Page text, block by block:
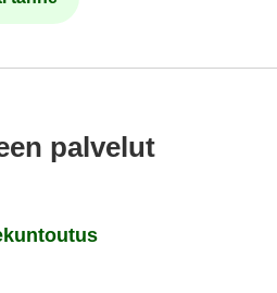
pal­ve­lu avau­tuu uu­del­le
pal­ve­lut